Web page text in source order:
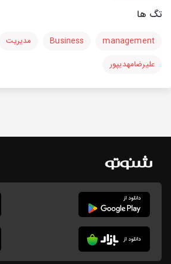
تگ ها
management
Business مدیریت
علیرضامهدیپور